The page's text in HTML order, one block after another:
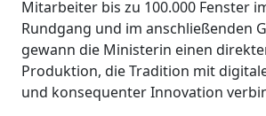
Mitarbeiter bis zu 100.000 Fenster
Rundgang und im anschließenden
gewann die Ministerin einen
Produktion, die Tradition mit
und konsequenter Innovation